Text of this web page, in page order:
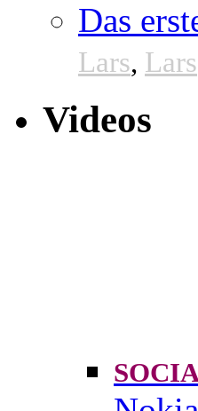
Das
Lars, Lars
Videos